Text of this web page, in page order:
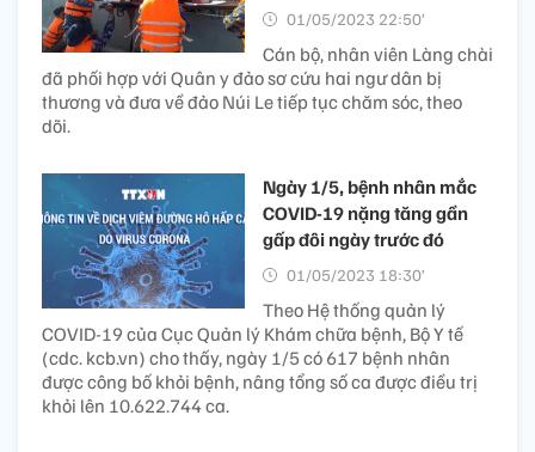
01/05/2023 22:50’
Cán bộ, nhân viên Làng chài
đã phối hợp với Quân y đảo sơ cứu hai ngư dân bị
thương và đưa về đảo Núi Le tiếp tục chăm sóc, theo
dõi.
Ngày 1/5, bệnh nhân mắc
COVID-19 nặng tăng gần
gấp đôi ngày trước đó
01/05/2023 18:30’
Theo Hệ thống quản lý
COVID-19 của Cục Quản lý Khám chữa bệnh, Bộ Y tế
(cdc. kcb.vn) cho thấy, ngày 1/5 có 617 bệnh nhân
được công bố khỏi bệnh, nâng tổng số ca được điều trị
khỏi lên 10.622.744 ca.